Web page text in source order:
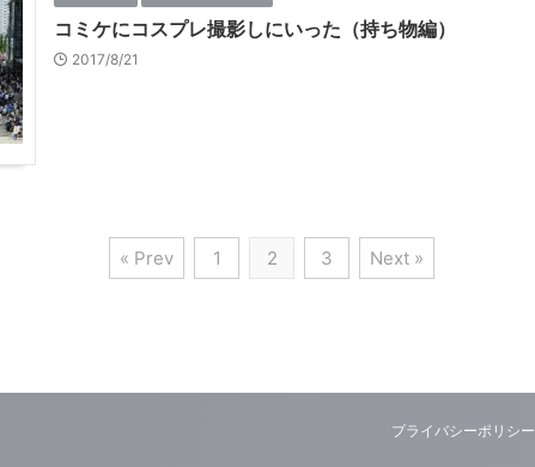
コミケにコスプレ撮影しにいった（持ち物編）
2017/8/21
« Prev 1 2 3 Next »
プライバシーポリシー